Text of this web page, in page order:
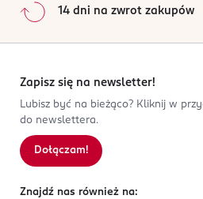
14 dni na zwrot zakupów
Zapisz się na newsletter!
Lubisz być na bieżąco? Kliknij w
do newslettera.
Dołączam!
Znajdź nas również na: